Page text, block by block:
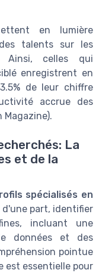
en lumière
talents sur les
Ainsi, celles qui
enregistrent en
de leur chiffre
accrue des
Magazine).
La
et de la
spécialisés en
d'une part, identifier
incluant une
données et des
pointue
est essentielle pour